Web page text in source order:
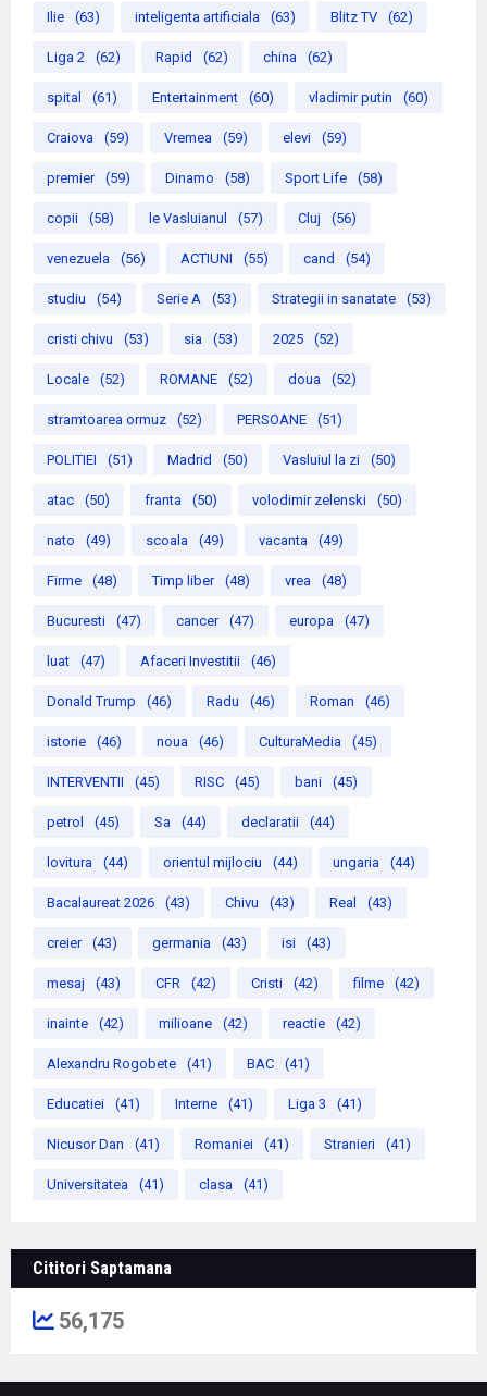
Ilie (63) inteligenta artificiala (63) Blitz TV (62)
Liga 2 (62) Rapid (62) china (62)
spital (61) Entertainment (60) vladimir putin (60)
Craiova (59) Vremea (59) elevi (59)
premier (59) Dinamo (58) Sport Life (58)
copii (58) le Vasluianul (57) Cluj (56)
venezuela (56) ACTIUNI (55) cand (54)
studiu (54) Serie A (53) Strategii in sanatate (53)
cristi chivu (53) sia (53) 2025 (52)
Locale (52) ROMANE (52) doua (52)
stramtoarea ormuz (52) PERSOANE (51)
POLITIEI (51) Madrid (50) Vasluiul la zi (50)
atac (50) franta (50) volodimir zelenski (50)
nato (49) scoala (49) vacanta (49)
Firme (48) Timp liber (48) vrea (48)
Bucuresti (47) cancer (47) europa (47)
luat (47) Afaceri Investitii (46)
Donald Trump (46) Radu (46) Roman (46)
istorie (46) noua (46) CulturaMedia (45)
INTERVENTII (45) RISC (45) bani (45)
petrol (45) Sa (44) declaratii (44)
lovitura (44) orientul mijlociu (44) ungaria (44)
Bacalaureat 2026 (43) Chivu (43) Real (43)
creier (43) germania (43) isi (43)
mesaj (43) CFR (42) Cristi (42) filme (42)
inainte (42) milioane (42) reactie (42)
Alexandru Rogobete (41) BAC (41)
Educatiei (41) Interne (41) Liga 3 (41)
Nicusor Dan (41) Romaniei (41) Stranieri (41)
Universitatea (41) clasa (41)
Cititori Saptamana
56,175